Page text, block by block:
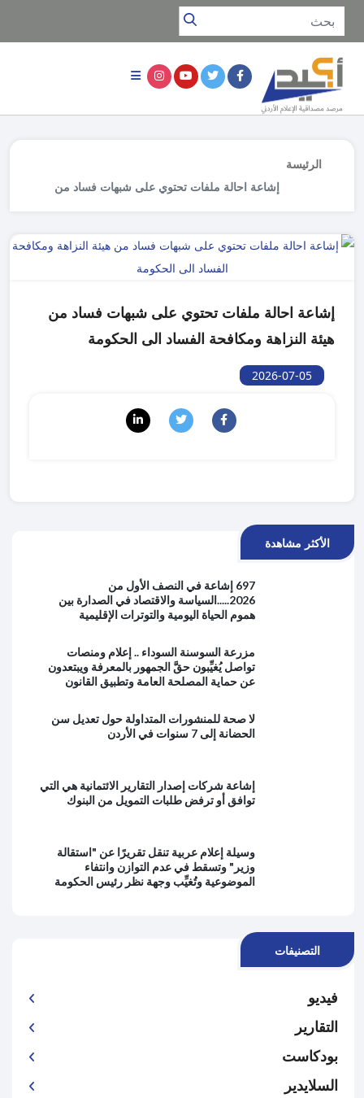
الرئيسة
إشاعة احالة ملفات تحتوي على شبهات فساد من
إشاعة احالة ملفات تحتوي على شبهات فساد من
هيئة النزاهة ومكافحة الفساد الى الحكومة
2026-07-05
الأكثر مشاهدة
697 إشاعة في النصف الأول من
2026.....السياسة والاقتصاد في الصدارة بين
هموم الحياة اليومية والتوترات الإقليمية
مزرعة السوسنة السوداء .. إعلام ومنصات
تواصل يُغيِّبون حقَّ الجمهور بالمعرفة ويبتعدون
عن حماية المصلحة العامة وتطبيق القانون
لا صحة للمنشورات المتداولة حول تعديل سن
الحضانة إلى 7 سنوات في الأردن
إشاعة شركات إصدار التقارير الائتمانية هي التي
توافق أو ترفض طلبات التمويل من البنوك
وسيلة إعلام عربية تنقل تقريرًا عن "استقالة
وزير" وتسقط في عدم التوازن وانتفاء
الموضوعية وتُغيِّب وجهة نظر رئيس الحكومة
التصنيفات
فيديو
التقارير
بودكاست
السلايدير